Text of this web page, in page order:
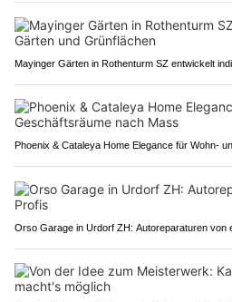
Mayinger Gärten in Rothenturm SZ entwickelt
Phoenix & Cataleya Home Elegance für Wohn-
Orso Garage in Urdorf ZH: Autoreparaturen von